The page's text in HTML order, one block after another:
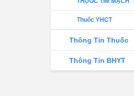
Thuốc YHCT
Thông Tin Thuốc
Thông Tin BHYT